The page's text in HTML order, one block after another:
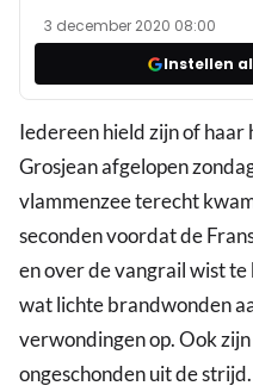
3 december 2020 08:00
Instellen
Iedereen hield zijn of haar
Grosjean afgelopen
vlammenzee terecht
seconden voordat de
en over de vangrail wist
wat lichte brandwonden
verwondingen op. Ook
ongeschonden uit de